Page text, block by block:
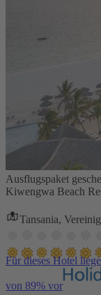
Ausflugspaket
Kiwengwa Beach
Tansania,
Für dieses Hotel
von 89% vor